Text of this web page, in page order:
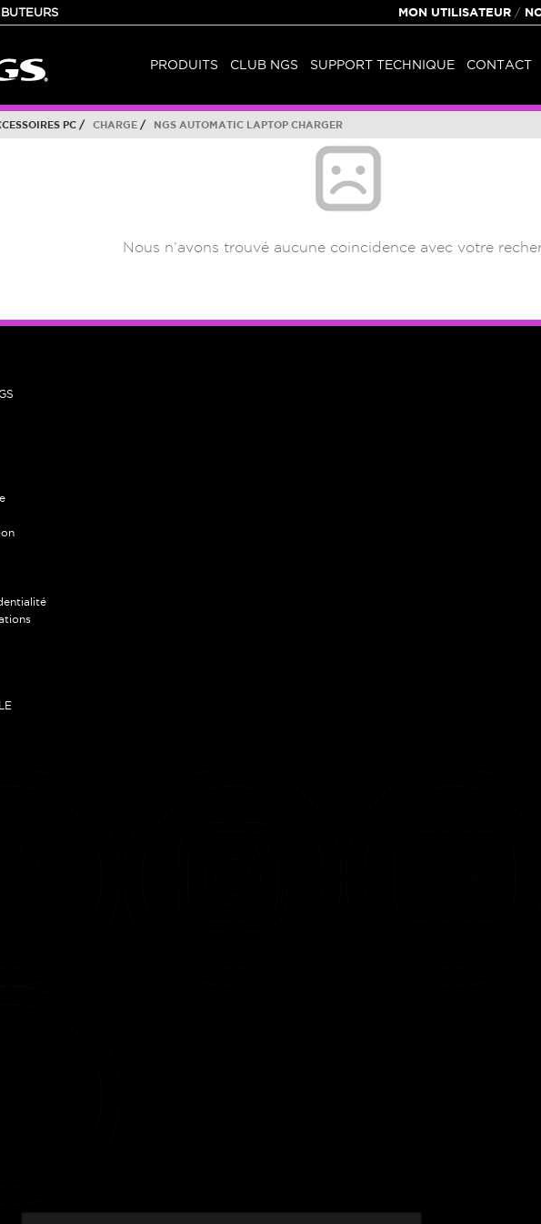
MON UTILISATEUR /
PRODUITS CLUB NGS SUPPORT TECHNIQUE CONTACT
PC / CHARGE / NGS AUTOMATIC LAPTOP CHARGER
Nous n’avons trouvé aucune coincidence avec votre